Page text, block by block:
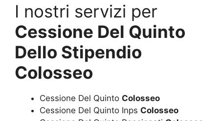
I nostri servizi per
Cessione Del Quinto
Dello Stipendio
Colosseo
Cessione Del Quinto Colosseo
Cessione Del Quinto Inps Colosseo